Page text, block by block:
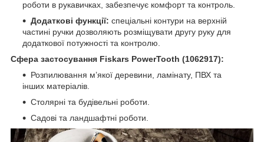
роботи в рукавичках, забезпечує комфорт та контроль.
Додаткові функції: спеціальні контури на верхній
частині ручки дозволяють розміщувати другу руку для
додаткової потужності та контролю.
Сфера застосування Fiskars PowerTooth (1062917):
Розпилювання м’якої деревини, ламінату, ПВХ та
інших матеріалів.
Столярні та будівельні роботи.
Садові та ландшафтні роботи.